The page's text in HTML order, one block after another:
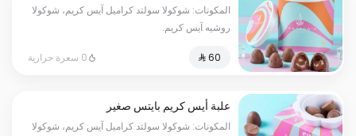
المكونات: شوكولا سولتد كراميل آيس كريم، شوكولا
روشيه آيس كريم.
0 سعرة حرارية
علبة أيس كريم بايتس صغير
المكونات: شوكولا سولتد كراميل آيس كريم، شوكولا